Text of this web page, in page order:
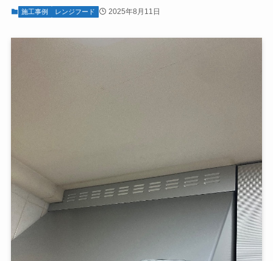
施工事例 レンジフード 2025年8月11日